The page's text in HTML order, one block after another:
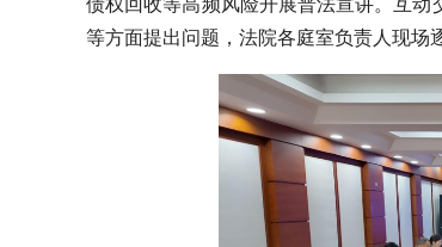
债权回收等高频风险开展普法宣讲。互
等方面提出问题，法院各庭室负责人现场